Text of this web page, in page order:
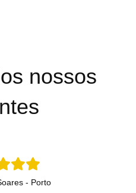
nossos
- Porto